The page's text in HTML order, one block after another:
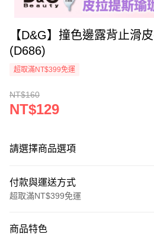
【D&G】撞色邊露背止滑
(D686)
超取滿NT$399免運
NT$160
NT$129
請選擇商品選項
付款與運送方式
超取滿NT$399免運
信用卡一次付款
商品特色